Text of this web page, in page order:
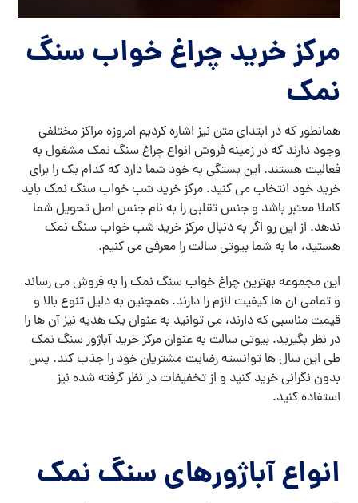
مرکز خرید چراغ خواب سنگ
نمک
همانطور که در ابتدای متن نیز اشاره کردیم امروزه مراکز مختلفی
وجود دارند که در زمینه فروش انواع چراغ سنگ نمک مشغول به
فعالیت هستند. این بستگی به خود شما دارد که کدام یک را برای
خرید خود انتخاب می کنید. مرکز خرید شب خواب سنگ نمک باید
کاملا معتبر باشد و جنس تقلبی را به نام جنس اصل تحویل شما
ندهد. از این رو اگر به دنبال مرکز خرید شب خواب سنگ نمک
هستید، ما به شما بیوتی سالت را معرفی می کنیم.
این مجموعه بهترین چراغ خواب سنگ نمک را به فروش می رساند
و تمامی آن ها کیفیت لازم را دارند. همچنین به دلیل تنوع بالا و
قیمت مناسبی که دارند، می توانید به عنوان یک هدیه نیز آن ها را
در نظر بگیرید. بیوتی سالت به عنوان مرکز خرید آباژور سنگ نمک
طی این سال ها توانسته رضایت مشتریان خود را جذب کند. پس
بدون نگرانی خرید کنید و از تخفیفات در نظر گرفته شده نیز
استفاده کنید.
انواع آباژورهای سنگ نمک